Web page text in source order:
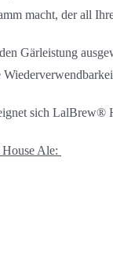
macht, der all
Gärleistung
sich LalBrew®
Ale: